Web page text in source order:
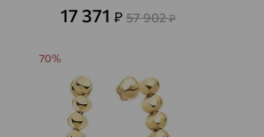
17 371 ₽ 57 902₽
70%
Актюбинский, Азнакаевский район